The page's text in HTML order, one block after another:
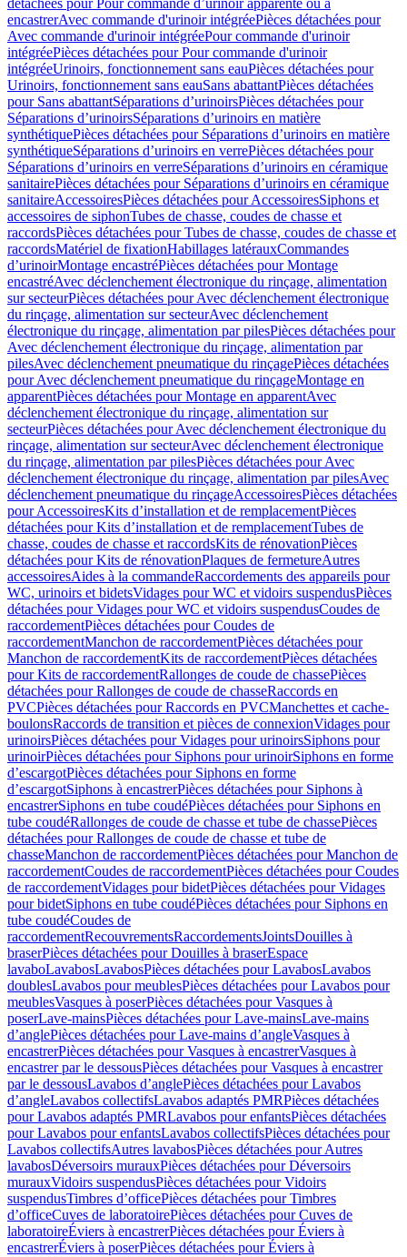
détachées pour Pour commande d’urinoir apparente ou à
encastrerAvec commande d'urinoir intégréePièces détachées pour
Avec commande d'urinoir intégréePour commande d'urinoir
intégréePièces détachées pour Pour commande d'urinoir
intégréeUrinoirs, fonctionnement sans eauPièces détachées pour
Urinoirs, fonctionnement sans eauSans abattantPièces détachées
pour Sans abattantSéparations d’urinoirsPièces détachées pour
Séparations d’urinoirsSéparations d’urinoirs en matière
synthétiquePièces détachées pour Séparations d’urinoirs en matière
synthétiqueSéparations d’urinoirs en verrePièces détachées pour
Séparations d’urinoirs en verreSéparations d’urinoirs en céramique
sanitairePièces détachées pour Séparations d’urinoirs en céramique
sanitaireAccessoiresPièces détachées pour AccessoiresSiphons et
accessoires de siphonTubes de chasse, coudes de chasse et
raccordsPièces détachées pour Tubes de chasse, coudes de chasse et
raccordsMatériel de fixationHabillages latérauxCommandes
dʼurinoirMontage encastréPièces détachées pour Montage
encastréAvec déclenchement électronique du rinçage, alimentation
sur secteurPièces détachées pour Avec déclenchement électronique
du rinçage, alimentation sur secteurAvec déclenchement
électronique du rinçage, alimentation par pilesPièces détachées pour
Avec déclenchement électronique du rinçage, alimentation par
pilesAvec déclenchement pneumatique du rinçagePièces détachées
pour Avec déclenchement pneumatique du rinçageMontage en
apparentPièces détachées pour Montage en apparentAvec
déclenchement électronique du rinçage, alimentation sur
secteurPièces détachées pour Avec déclenchement électronique du
rinçage, alimentation sur secteurAvec déclenchement électronique
du rinçage, alimentation par pilesPièces détachées pour Avec
déclenchement électronique du rinçage, alimentation par pilesAvec
déclenchement pneumatique du rinçageAccessoiresPièces détachées
pour AccessoiresKits d’installation et de remplacementPièces
détachées pour Kits d’installation et de remplacementTubes de
chasse, coudes de chasse et raccordsKits de rénovationPièces
détachées pour Kits de rénovationPlaques de fermetureAutres
accessoiresAides à la commandeRaccordements des appareils pour
WC, urinoirs et bidetsVidages pour WC et vidoirs suspendusPièces
détachées pour Vidages pour WC et vidoirs suspendusCoudes de
raccordementPièces détachées pour Coudes de
raccordementManchon de raccordementPièces détachées pour
Manchon de raccordementKits de raccordementPièces détachées
pour Kits de raccordementRallonges de coude de chassePièces
détachées pour Rallonges de coude de chasseRaccords en
PVCPièces détachées pour Raccords en PVCManchettes et cache-
boulonsRaccords de transition et pièces de connexionVidages pour
urinoirsPièces détachées pour Vidages pour urinoirsSiphons pour
urinoirPièces détachées pour Siphons pour urinoirSiphons en forme
d’escargotPièces détachées pour Siphons en forme
d’escargotSiphons à encastrerPièces détachées pour Siphons à
encastrerSiphons en tube coudéPièces détachées pour Siphons en
tube coudéRallonges de coude de chasse et tube de chassePièces
détachées pour Rallonges de coude de chasse et tube de
chasseManchon de raccordementPièces détachées pour Manchon de
raccordementCoudes de raccordementPièces détachées pour Coudes
de raccordementVidages pour bidetPièces détachées pour Vidages
pour bidetSiphons en tube coudéPièces détachées pour Siphons en
tube coudéCoudes de
raccordementRecouvrementsRaccordementsJointsDouilles à
braserPièces détachées pour Douilles à braserEspace
lavaboLavabosLavabosPièces détachées pour LavabosLavabos
doublesLavabos pour meublesPièces détachées pour Lavabos pour
meublesVasques à poserPièces détachées pour Vasques à
poserLave-mainsPièces détachées pour Lave-mainsLave-mains
d’anglePièces détachées pour Lave-mains d’angleVasques à
encastrerPièces détachées pour Vasques à encastrerVasques à
encastrer par le dessousPièces détachées pour Vasques à encastrer
par le dessousLavabos d’anglePièces détachées pour Lavabos
d’angleLavabos collectifsLavabos adaptés PMRPièces détachées
pour Lavabos adaptés PMRLavabos pour enfantsPièces détachées
pour Lavabos pour enfantsLavabos collectifsPièces détachées pour
Lavabos collectifsAutres lavabosPièces détachées pour Autres
lavabosDéversoirs murauxPièces détachées pour Déversoirs
murauxVidoirs suspendusPièces détachées pour Vidoirs
suspendusTimbres dʼofficePièces détachées pour Timbres
dʼofficeCuves de laboratoirePièces détachées pour Cuves de
laboratoireÉviers à encastrerPièces détachées pour Éviers à
encastrerÉviers à poserPièces détachées pour Éviers à